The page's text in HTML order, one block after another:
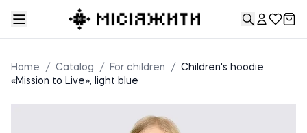
Home / Catalog / For children /
Children's hoodie
«Mission to Live», light blue